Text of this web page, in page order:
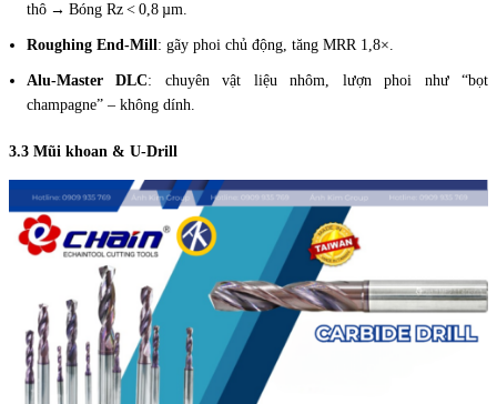
thô → Bóng Rz < 0,8 µm.
Roughing End‑Mill: gãy phoi chủ động, tăng MRR 1,8×.
Alu‑Master DLC: chuyên vật liệu nhôm, lượn phoi như “bọt
champagne” – không dính.
3.3 Mũi khoan & U‑Drill